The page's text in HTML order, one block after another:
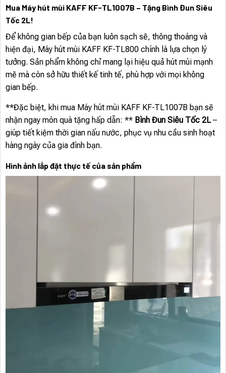
Mua Máy hút mùi KAFF KF-TL1007B – Tặng Bình Đun Siêu
Tốc 2L!
Để không gian bếp của bạn luôn sạch sẽ, thông thoáng và
hiện đại, Máy hút mùi KAFF KF-TL800 chính là lựa chọn lý
tưởng. Sản phẩm không chỉ mang lại hiệu quả hút mùi mạnh
mẽ mà còn sở hữu thiết kế tinh tế, phù hợp với mọi không
gian bếp.
**Đặc biệt, khi mua Máy hút mùi KAFF KF-TL1007B bạn sẽ
nhận ngay món quà tặng hấp dẫn: ** Bình Đun Siêu Tốc 2L–
giúp tiết kiệm thời gian nấu nước, phục vụ nhu cầu sinh hoạt
hàng ngày của gia đình bạn.
Hình ảnh lắp đặt thực tế của sản phẩm